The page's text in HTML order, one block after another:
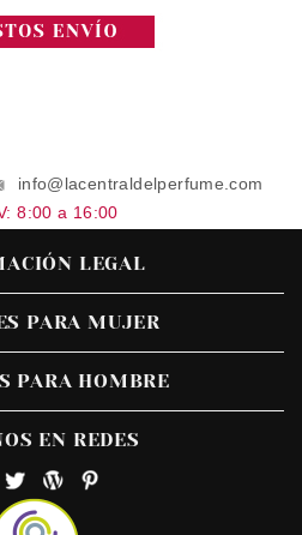
info@lacentraldelperfume.com
8:00 a 16:00
LEGAL
PARA MUJER
PARA HOMBRE
EN REDES